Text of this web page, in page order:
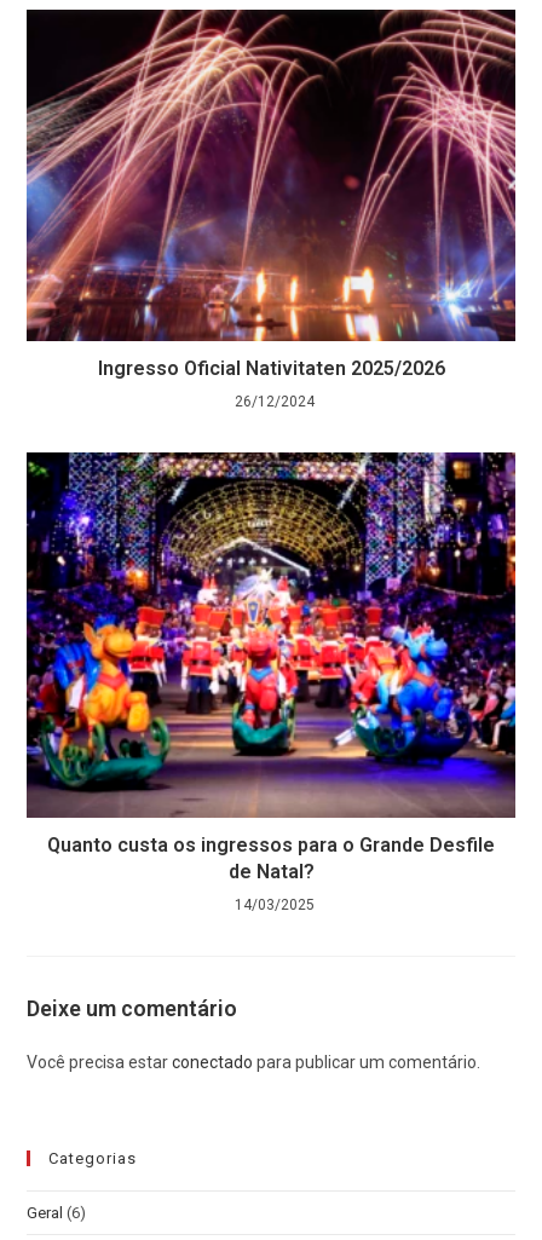
Ingresso Oficial Nativitaten 2025/2026
26/12/2024
Quanto custa os ingressos para o Grande Desfile
de Natal?
14/03/2025
Deixe um comentário
Você precisa estarconectado para publicar um comentário.
Categorias
Geral (6)